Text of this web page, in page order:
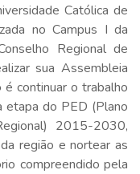
Católica de
no Campus I da
Regional de
sua Assembleia
continuar o trabalho
etapa do PED (Plano
2015-2030,
região e nortear as
compreendido pela